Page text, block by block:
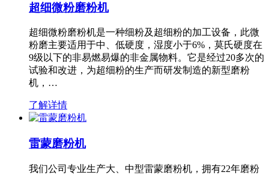
超细微粉磨粉机
超细微粉磨粉机是一种细粉及超细粉的加工设备，此微
粉磨主要适用于中、低硬度，湿度小于6%，莫氏硬度在
9级以下的非易燃易爆的非金属物料。它是经过20多次的
试验和改进，为超细粉的生产而研发制造的新型磨粉
机，…
了解详情
雷蒙磨粉机
我们公司专业生产大、中型雷蒙磨粉机，拥有22年磨粉